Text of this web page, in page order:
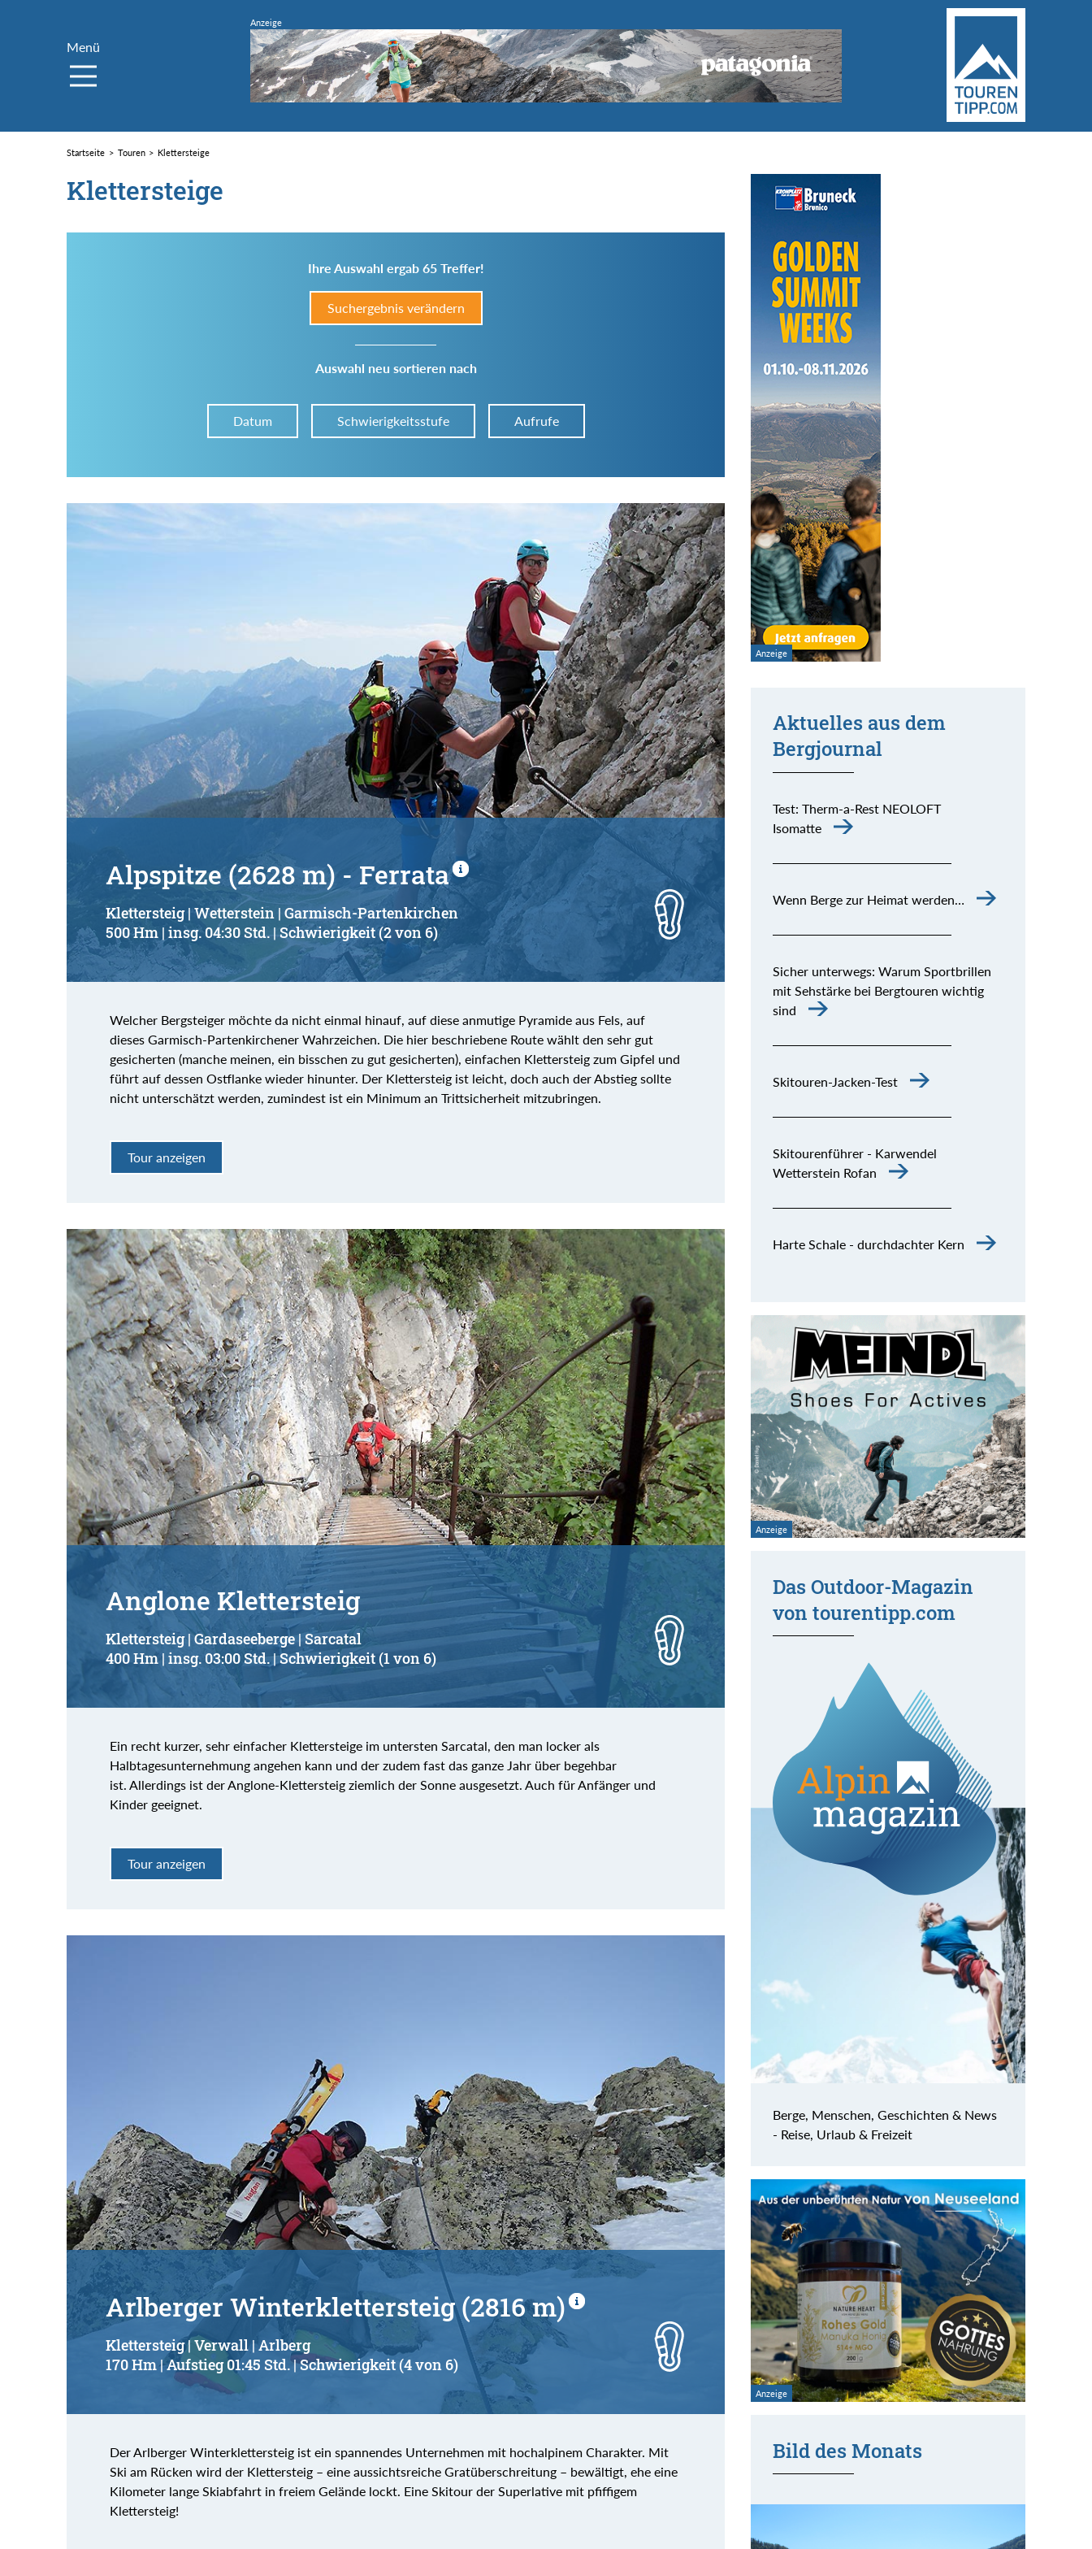
Menü
Startseite Touren Klettersteige
Klettersteige
Ihre Auswahl ergab 65 Treffer!
Suchergebnis verändern
Auswahl neu sortieren nach
Datum Schwierigkeitsstufe Aufrufe
Im Tourenarchiv suchen
Schwierigkeitsgrad:
von
bis
Kondition (Tourdauer):
von
bis
Suchbegriff:
Alpspitze (2628 m) - Ferrata
Klettersteig | Wetterstein | Garmisch-Partenkirchen
500 Hm | insg. 04:30 Std. | Schwierigkeit (2 von 6)
Welcher Bergsteiger möchte da nicht einmal hinauf, auf diese anmutige Pyramide aus Fels, auf
dieses Garmisch-Partenkirchener Wahrzeichen. Die hier beschriebene Route wählt den sehr gut
gesicherten (manche meinen, ein bisschen zu gut gesicherten), einfachen Klettersteig zum Gipfel und
führt auf dessen Ostflanke wieder hinunter. Der Klettersteig ist leicht, doch auch der Abstieg sollte
nicht unterschätzt werden, zumindest ist ein Minimum an Trittsicherheit mitzubringen.
Tour anzeigen
Anglone Klettersteig
Klettersteig | Gardaseeberge | Sarcatal
400 Hm | insg. 03:00 Std. | Schwierigkeit (1 von 6)
Ein recht kurzer, sehr einfacher Klettersteige im untersten Sarcatal, den man locker als
Halbtagesunternehmung angehen kann und der zudem fast das ganze Jahr über begehbar
ist. Allerdings ist der Anglone-Klettersteig ziemlich der Sonne ausgesetzt. Auch für Anfänger und
Kinder geeignet.
Tour anzeigen
Arlberger Winterklettersteig (2816 m)
Klettersteig | Verwall | Arlberg
170 Hm | Aufstieg 01:45 Std. | Schwierigkeit (4 von 6)
Der Arlberger Winterklettersteig ist ein spannendes Unternehmen mit hochalpinem Charakter. Mit
Ski am Rücken wird der Klettersteig – eine aussichtsreiche Gratüberschreitung – bewältigt, ehe eine
Kilometer lange Skiabfahrt in freiem Gelände lockt. Eine Skitour der Superlative mit pfiffigem
Klettersteig!
Aktuelles aus dem
Bergjournal
Test: Therm-a-Rest NEOLOFT
Isomatte
Wenn Berge zur Heimat werden…
Sicher unterwegs: Warum Sportbrillen
mit Sehstärke bei Bergtouren wichtig
sind
Skitouren-Jacken-Test
Skitourenführer - Karwendel
Wetterstein Rofan
Harte Schale - durchdachter Kern
Das Outdoor-Magazin
von tourentipp.com
Berge, Menschen, Geschichten & News
- Reise, Urlaub & Freizeit
Bild des Monats